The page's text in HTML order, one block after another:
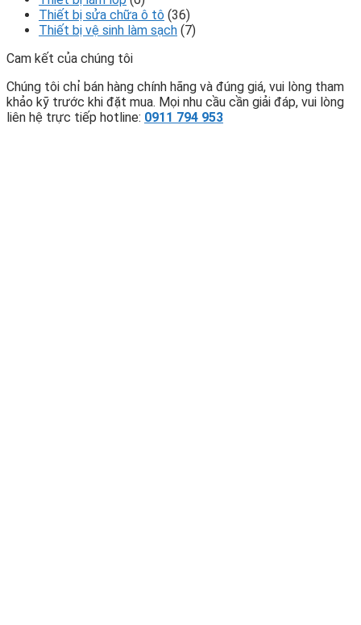
Thiết bị sửa chữa ô tô (36)
Thiết bị vệ sinh làm sạch (7)
Cam kết của chúng tôi
Chúng tôi chỉ bán hàng chính hãng và đúng giá, vui lòng tham
khảo kỹ trước khi đặt mua. Mọi nhu cầu cần giải đáp, vui lòng
liên hệ trực tiếp hotline: 0911 794 953